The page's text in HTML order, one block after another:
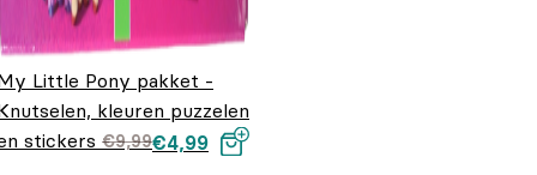
Little Pony pakket -
kleuren puzzelen
stickers €9,99
Oorspronkelijke
€4,99
Huidige